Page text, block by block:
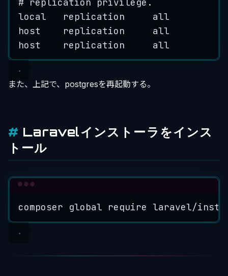
local   replication     all
host    replication     all
host    replication     all
また、上記で、postgresを再起動する。
Laravelインストーラをインス
トール
composer global require laravel/